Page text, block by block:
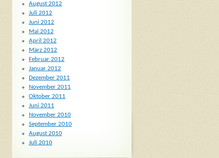
August 2012
Juli 2012
Juni 2012
Mai 2012
April 2012
März 2012
Februar 2012
Januar 2012
Dezember 2011
November 2011
Oktober 2011
Juni 2011
November 2010
September 2010
August 2010
Juli 2010